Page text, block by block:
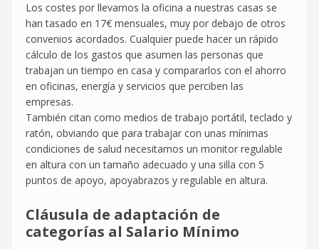
Los costes por llevarnos la oficina a nuestras casas se
han tasado en 17€ mensuales, muy por debajo de otros
convenios acordados. Cualquier puede hacer un rápido
cálculo de los gastos que asumen las personas que
trabajan un tiempo en casa y compararlos con el ahorro
en oficinas, energía y servicios que perciben las
empresas.
También citan como medios de trabajo portátil, teclado y
ratón, obviando que para trabajar con unas mínimas
condiciones de salud necesitamos un monitor regulable
en altura con un tamaño adecuado y una silla con 5
puntos de apoyo, apoyabrazos y regulable en altura.
Cláusula de adaptación de
categorías al Salario Mínimo